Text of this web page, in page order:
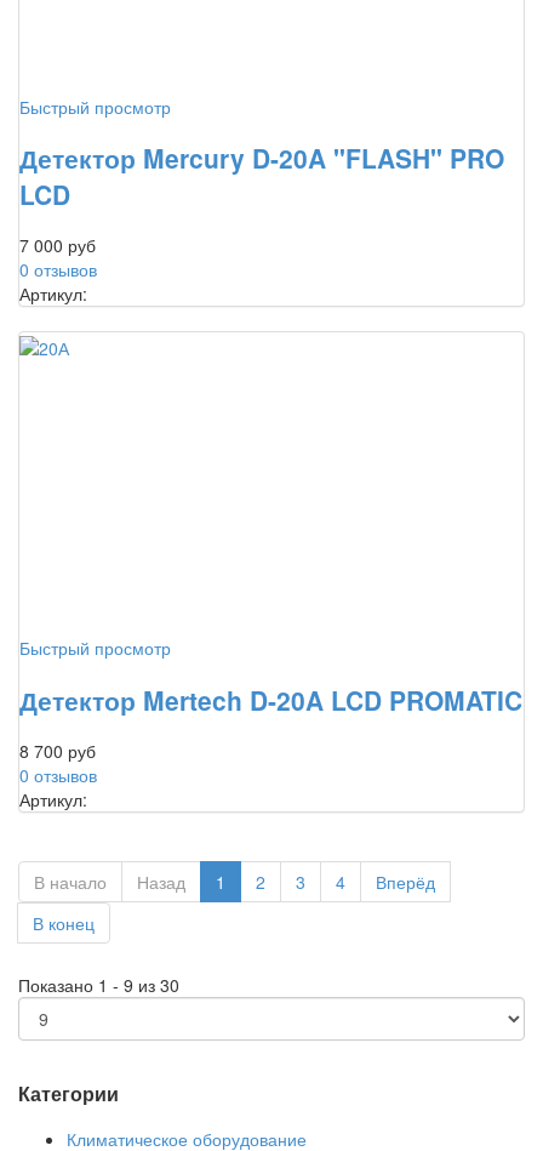
Быстрый просмотр
Детектор Mercury D-20A "FLASH" PRO
LCD
7 000 руб
0 отзывов
Артикул:
Быстрый просмотр
Детектор Mertech D-20A LCD PROMATIC
8 700 руб
0 отзывов
Артикул:
В начало Назад 1 2 3 4
Вперёд
В конец
Показано 1 - 9 из 30
Категории
Климатическое оборудование